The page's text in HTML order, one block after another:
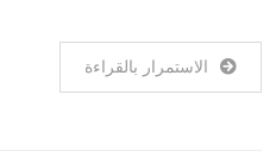
الاستمرار بالقراءة